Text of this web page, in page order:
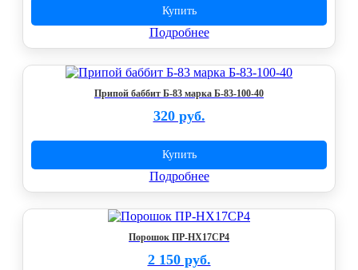
Купить
Подробнее
Припой баббит Б-83 марка Б-83-100-40
320 руб.
Купить
Подробнее
Порошок ПР-НХ17СР4
2 150 руб.